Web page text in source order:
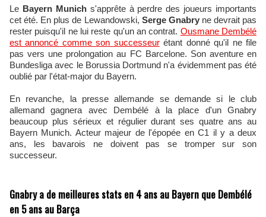
Le Bayern Munichs'apprête à perdre des joueurs importants
cet été. En plus de Lewandowski, Serge Gnabryne devrait pas
rester puisqu'il ne lui reste qu'un an contrat. Ousmane Dembélé
est annoncé comme son successeurétant donné qu'il ne file
pas vers une prolongation au FC Barcelone. Son aventure en
Bundesliga avec le Borussia Dortmund n'a évidemment pas été
oublié par l'état-major du Bayern.
En revanche, la presse allemande se demande si le club
allemand gagnera avec Dembélé à la place d'un Gnabry
beaucoup plus sérieux et régulier durant ses quatre ans au
Bayern Munich. Acteur majeur de l'épopée en C1 il y a deux
ans, les bavarois ne doivent pas se tromper sur son
successeur.
Gnabry a de meilleures stats en 4 ans au Bayern que Dembélé
en 5 ans au Barça